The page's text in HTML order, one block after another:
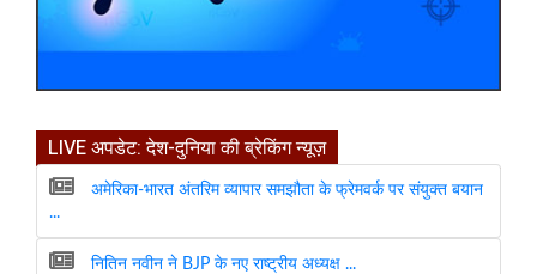
LIVE अपडेट: देश-दुनिया की ब्रेकिंग न्यूज़
अमेरिका-भारत अंतरिम व्यापार समझौता के फ्रेमवर्क पर संयुक्त बयान
...
नितिन नवीन ने BJP के नए राष्ट्रीय अध्यक्ष ...